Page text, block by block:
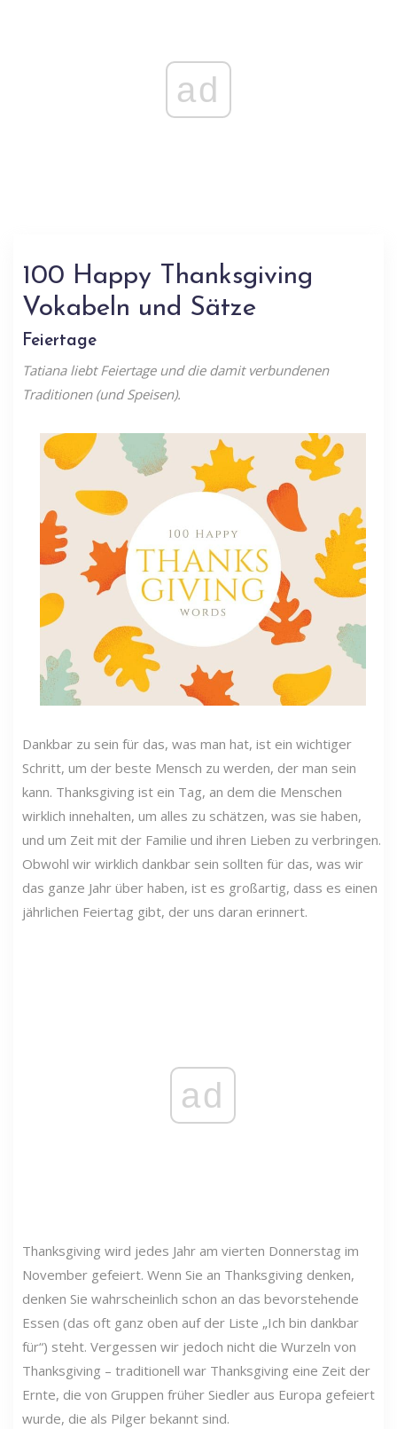
ad
100 Happy Thanksgiving
Vokabeln und Sätze
Feiertage
Tatiana liebt Feiertage und die damit verbundenen
Traditionen (und Speisen).
Dankbar zu sein für das, was man hat, ist ein wichtiger
Schritt, um der beste Mensch zu werden, der man sein
kann. Thanksgiving ist ein Tag, an dem die Menschen
wirklich innehalten, um alles zu schätzen, was sie haben,
und um Zeit mit der Familie und ihren Lieben zu verbringen.
Obwohl wir wirklich dankbar sein sollten für das, was wir
das ganze Jahr über haben, ist es großartig, dass es einen
jährlichen Feiertag gibt, der uns daran erinnert.
ad
Thanksgiving wird jedes Jahr am vierten Donnerstag im
November gefeiert. Wenn Sie an Thanksgiving denken,
denken Sie wahrscheinlich schon an das bevorstehende
Essen (das oft ganz oben auf der Liste „Ich bin dankbar
für“) steht. Vergessen wir jedoch nicht die Wurzeln von
Thanksgiving – traditionell war Thanksgiving eine Zeit der
Ernte, die von Gruppen früher Siedler aus Europa gefeiert
wurde, die als Pilger bekannt sind.